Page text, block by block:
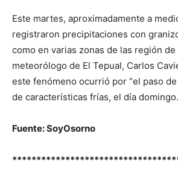
Este martes, aproximadamente a
registraron precipitaciones con
como en varias zonas de las región de
meteorólogo de El Tepual, Carlos
este fenómeno ocurrió por “el paso
de características frías, el día domingo.
Fuente: SoyOsorno